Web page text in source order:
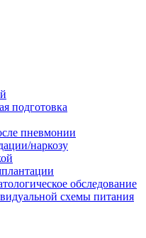
подготовка
пневмонии
наркозу
обследование
схемы питания